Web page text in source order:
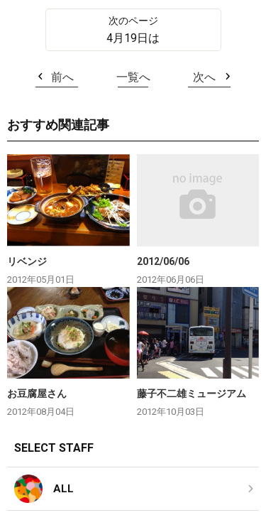
4月19日は
前へ 一覧へ 次へ
おすすめ関連記事
リベンジ
2012年05月01日
2012/06/06
2012年06月06日
お豆腐屋さん
2012年08月04日
藤子不二雄ミュージアム
2012年10月03日
SELECT STAFF
ALL